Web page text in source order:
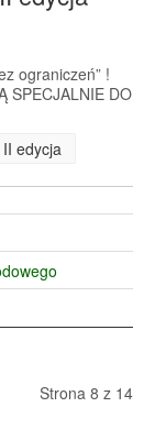
ograniczeń” !
SPECJALNIE DO
edycja
Strona 8 z 14